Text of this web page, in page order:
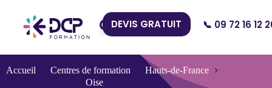
DEVIS GRATUIT 📞 09 72 16 12
Accueil Centres de formation
Hauts-de-France
Oise